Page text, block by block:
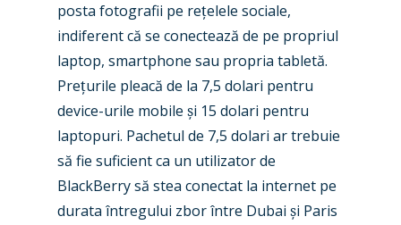
posta fotografii pe rețelele sociale,
indiferent că se conectează de pe propriul
laptop, smartphone sau propria tabletă.
Prețurile pleacă de la 7,5 dolari pentru
device-urile mobile și 15 dolari pentru
laptopuri. Pachetul de 7,5 dolari ar trebuie
să fie suficient ca un utilizator de
BlackBerry să stea conectat la internet pe
durata întregului zbor între Dubai și Paris
Accidents / Incidents
Airshows
Dubai 2025
Paris 2025
Farnborough 2024
Paris 2023
Farnborough 2022
Business Jets
Military
Trip Reports
Marketplace
Jobs